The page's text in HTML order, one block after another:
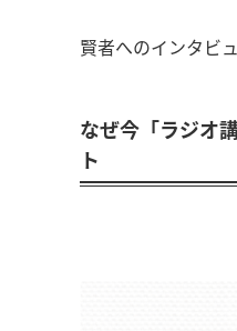
賢者へのインタビ
なぜ今「ラジオ
ト